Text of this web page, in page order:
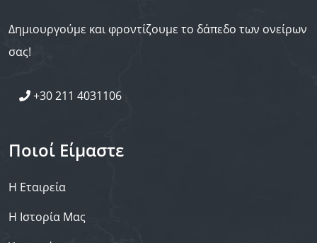
Δημιουργούμε και φροντίζουμε το δάπεδο των ονείρων
σας!
+30 211 4031106
Ποιοί Είμαστε
Η Εταιρεία
Η Ιστορία Μας